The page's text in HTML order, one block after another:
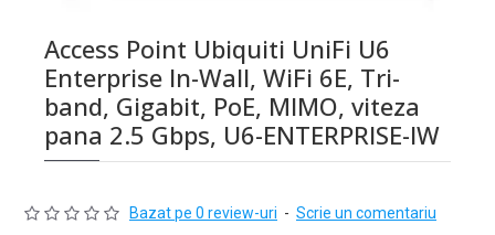
Access Point Ubiquiti UniFi U6
Enterprise In-Wall, WiFi 6E, Tri-
band, Gigabit, PoE, MIMO, viteza
pana 2.5 Gbps, U6-ENTERPRISE-IW
Bazat pe 0 review-uri - Scrie un comentariu